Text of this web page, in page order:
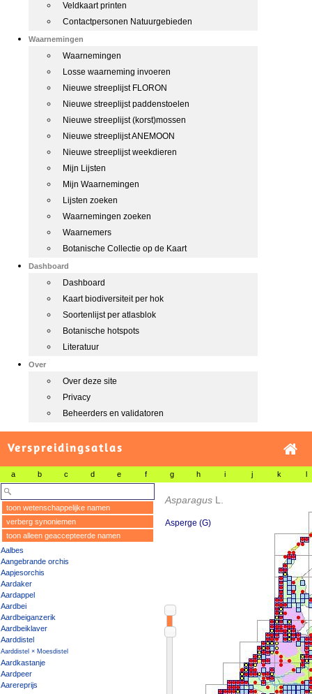
Veldkaart printen
Contactpersonen Natuurgebieden
Waarnemingen
Waarnemingen
Losse waarneming invoeren
Nieuwe streeplijst FLORON
Nieuwe streeplijst paddenstoelen
Nieuwe streeplijst (korst)mossen
Nieuwe streeplijst ANEMOON
Nieuwe streeplijst weekdieren
Mijn Lijsten
Mijn Waarnemingen
Lijsten zoeken
Waarnemingen zoeken
Waarnemers
Botanische Collectie op de Kaart
Dashboard
Dashboard
Kaart biodiversiteit per hok
Soortenlijst per atlasblok
Botanische hotspots
Literatuur
Over
Over deze site
Privacy
Beheerders en validatoren
Verspreidingsatlas
a b c d e f g h i j k l
toon wetenschappelijke namen
verberg synoniemen
toon alleen geaccepteerde namen
Aalbes
Aangebrande orchis
Aapjesorchis
Aardaker
Aardappel
Aardbei
Aardbeiganzerik
Aardbeiklaver
Aarddistel
Aarddistel × Moesdistel
Aardkastanje
Aardpeer
Aarereprijs
Asparagus L.
Asperge (G)